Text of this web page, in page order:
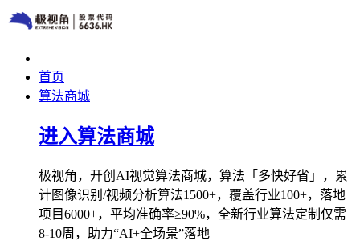
首页
算法商城
进入算法商城
极视角，开创AI视觉算法商城，算法「多快好省」，累
计图像识别/视频分析算法1500+，覆盖行业100+，落地
项目6000+，平均准确率≥90%，全新行业算法定制仅需
8-10周，助力“AI+全场景”落地